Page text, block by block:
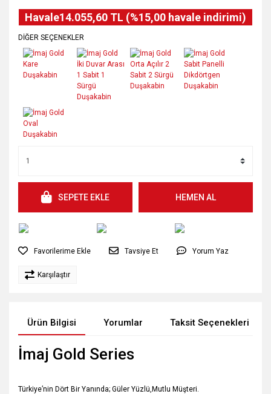
Havale14.055,60 TL (%15,00 havale indirimi)
DİĞER SEÇENEKLER
SEPETE EKLE HEMEN AL
Tavsiye Et Yorum Yaz
Karşılaştır
Ürün Bilgisi Yorumlar Taksit Seçenekleri
İmaj Gold Series
Türkiye’nin Dört Bir Yanında; Güler Yüzlü,Mutlu Müşteri.